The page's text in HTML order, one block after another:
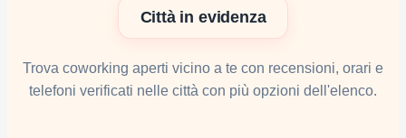
Città in evidenza
Trova coworking aperti vicino a te con recensioni, orari e
telefoni verificati nelle città con più opzioni dell'elenco.